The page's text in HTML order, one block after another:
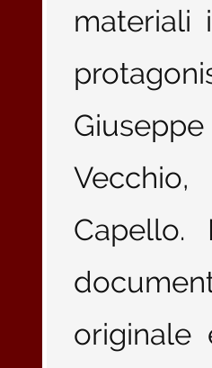
materiali